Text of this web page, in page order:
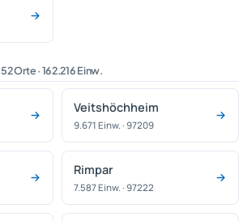
52 Orte · 162.216 Einw.
Veitshöchheim
9.671 Einw. · 97209
Rimpar
7.587 Einw. · 97222